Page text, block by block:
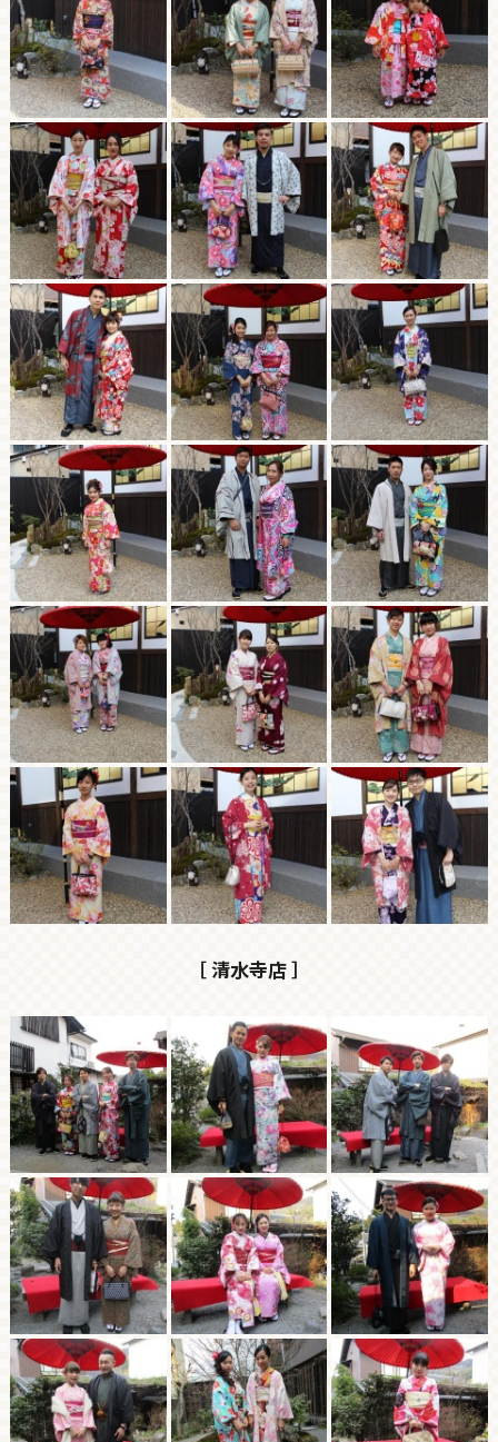
［ 清水寺店 ］